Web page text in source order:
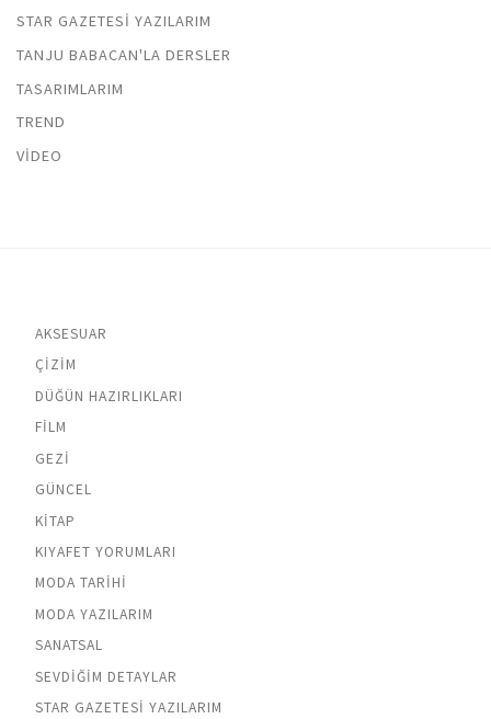
STAR GAZETESI YAZILARIM
TANJU BABACAN'LA DERSLER
TASARIMLARIM
TREND
VIDEO
AKSESUAR
ÇIZIM
DÜĞÜN HAZIRLIKLARI
FILM
GEZI
GÜNCEL
KITAP
KIYAFET YORUMLARI
MODA TARIHI
MODA YAZILARIM
SANATSAL
SEVDIĞIM DETAYLAR
STAR GAZETESI YAZILARIM